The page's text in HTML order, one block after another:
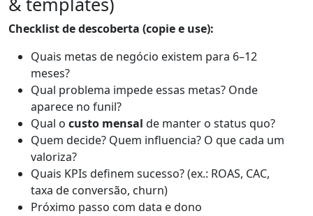
Checklist de descoberta (copie e use):
Quais metas de negócio existem para 6–12
meses?
Qual problema impede essas metas? Onde
aparece no funil?
Qual o custo mensal de manter o status quo?
Quem decide? Quem influencia? O que cada um
valoriza?
Quais KPIs definem sucesso? (ex.: ROAS, CAC,
taxa de conversão, churn)
Próximo passo com data e dono